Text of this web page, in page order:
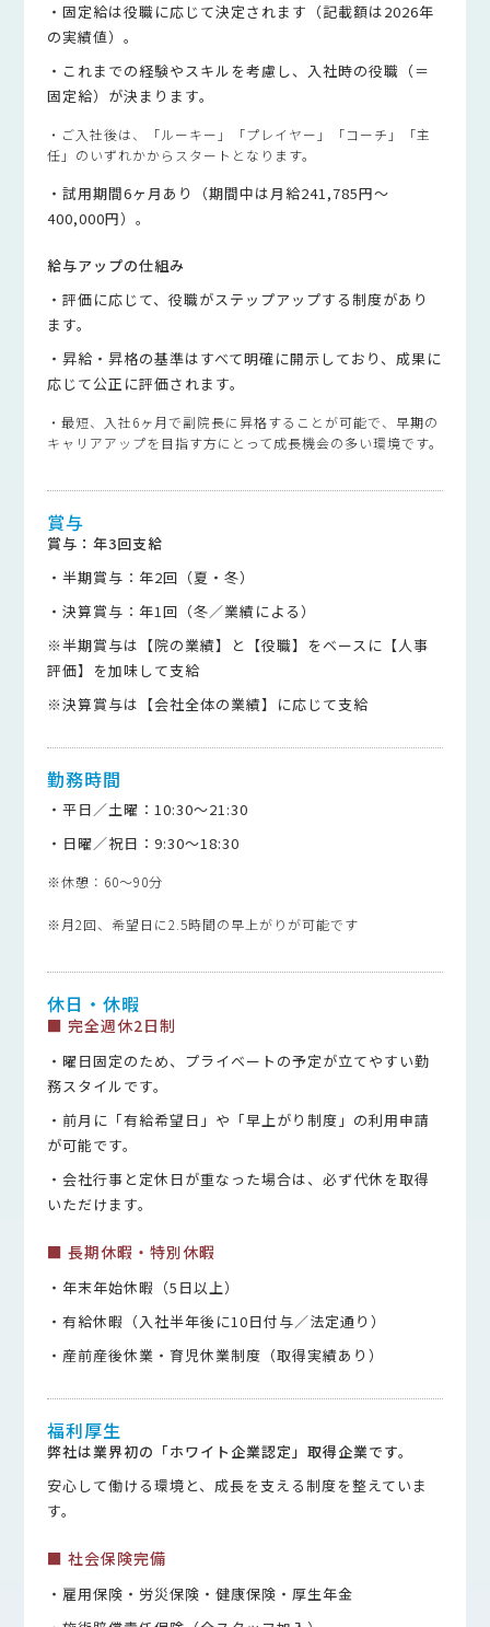
・固定給は役職に応じて決定されます（記載額は2026年
の実績値）。
・これまでの経験やスキルを考慮し、入社時の役職（＝
固定給）が決まります。
・ご入社後は、「ルーキー」「プレイヤー」「コーチ」「主
任」のいずれかからスタートとなります。
・試用期間6ヶ月あり（期間中は月給241,785円〜
400,000円）。
給与アップの仕組み
・評価に応じて、役職がステップアップする制度があり
ます。
・昇給・昇格の基準はすべて明確に開示しており、成果に
応じて公正に評価されます。
・最短、入社6ヶ月で副院長に昇格することが可能で、早期の
キャリアアップを目指す方にとって成長機会の多い環境です。
賞与
賞与：年3回支給‍
・半期賞与：年2回（夏・冬）
・決算賞与：年1回（冬／業績による）
※半期賞与は【院の業績】と【役職】をベースに【人事
評価】を加味して支給
※決算賞与は【会社全体の業績】に応じて支給
勤務時間
・平日／土曜：10:30～21:30
・日曜／祝日：9:30〜18:30
※休憩：60～90分
※月2回、希望日に2.5時間の早上がりが可能です
休日・休暇
■ 完全週休2日制
・曜日固定のため、プライベートの予定が立てやすい勤
務スタイルです。
・前月に「有給希望日」や「早上がり制度」の利用申請
が可能です。
・会社行事と定休日が重なった場合は、必ず代休を取得
いただけます。
■ 長期休暇・特別休暇
・年末年始休暇（5日以上）
・有給休暇（入社半年後に10日付与／法定通り）
・産前産後休業・育児休業制度（取得実績あり）
福利厚生
弊社は業界初の「ホワイト企業認定」取得企業です。
安心して働ける環境と、成長を支える制度を整えていま
す。
■ 社会保険完備
・雇用保険・労災保険・健康保険・厚生年金